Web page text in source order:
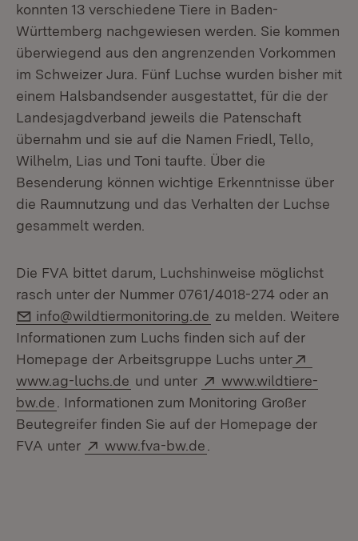
konnten 13 verschiedene Tiere in Baden-
Württemberg nachgewiesen werden. Sie kommen
überwiegend aus den angrenzenden Vorkommen
im Schweizer Jura. Fünf Luchse wurden bisher mit
einem Halsbandsender ausgestattet, für die der
Landesjagdverband jeweils die Patenschaft
übernahm und sie auf die Namen Friedl, Tello,
Wilhelm, Lias und Toni taufte. Über die
Besenderung können wichtige Erkenntnisse über
die Raumnutzung und das Verhalten der Luchse
gesammelt werden.
Die FVA bittet darum, Luchshinweise möglichst
rasch unter der Nummer 0761/4018-274 oder an
E-Mail:
info@wildtiermonitoring.de zu melden. Weitere
Informationen zum Luchs finden sich auf der
Homepage der Arbeitsgruppe Luchs unter
www.ag-luchs.de (Öffnet in neuem Fenster)
und unter Extern:
www.wildtiere-
bw.de (Öffnet in neuem Fenster)
. Informationen zum Monitoring Großer
Beutegreifer finden Sie auf der Homepage der
FVA unter
Extern:
www.fva-bw.de